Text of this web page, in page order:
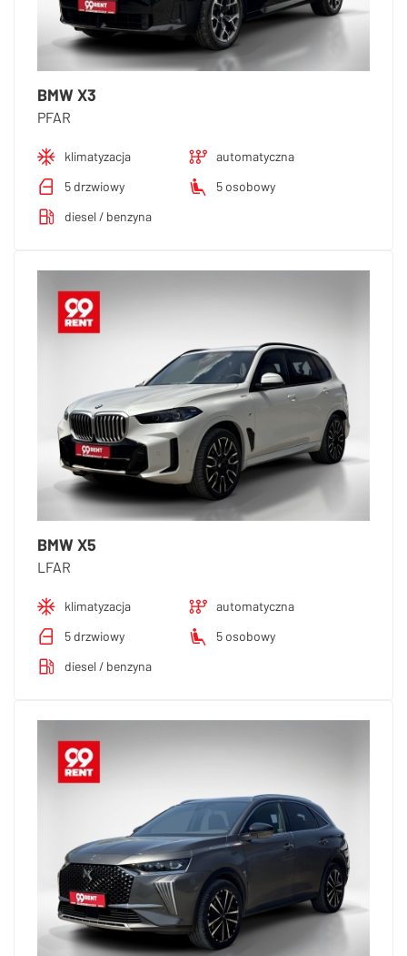
BMW X3
PFAR
klimatyzacja
automatyczna
5 drzwiowy
5 osobowy
diesel / benzyna
BMW X5
LFAR
klimatyzacja
automatyczna
5 drzwiowy
5 osobowy
diesel / benzyna